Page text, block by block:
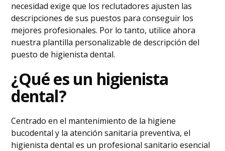
necesidad exige que los reclutadores ajusten las
descripciones de sus puestos para conseguir los
mejores profesionales. Por lo tanto, utilice ahora
nuestra plantilla personalizable de descripción del
puesto de higienista dental.
¿Qué es un higienista
dental?
Centrado en el mantenimiento de la higiene
bucodental y la atención sanitaria preventiva, el
higienista dental es un profesional sanitario esencial